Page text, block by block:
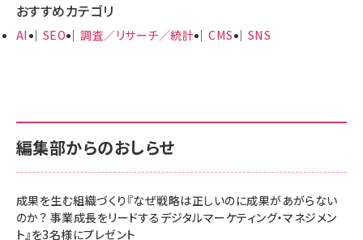
おすすめカテゴリ
AI SEO 調査／リサーチ／統計 CMS SNS
編集部からのおしらせ
成果を生む組織づくり『なぜ戦略は正しいのに成果があがらない
のか？ 事業成長をリードするデジタルマーケティング・マネジメン
ト』を3名様にプレゼント